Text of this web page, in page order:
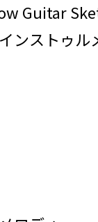
Guitar
ンストゥル